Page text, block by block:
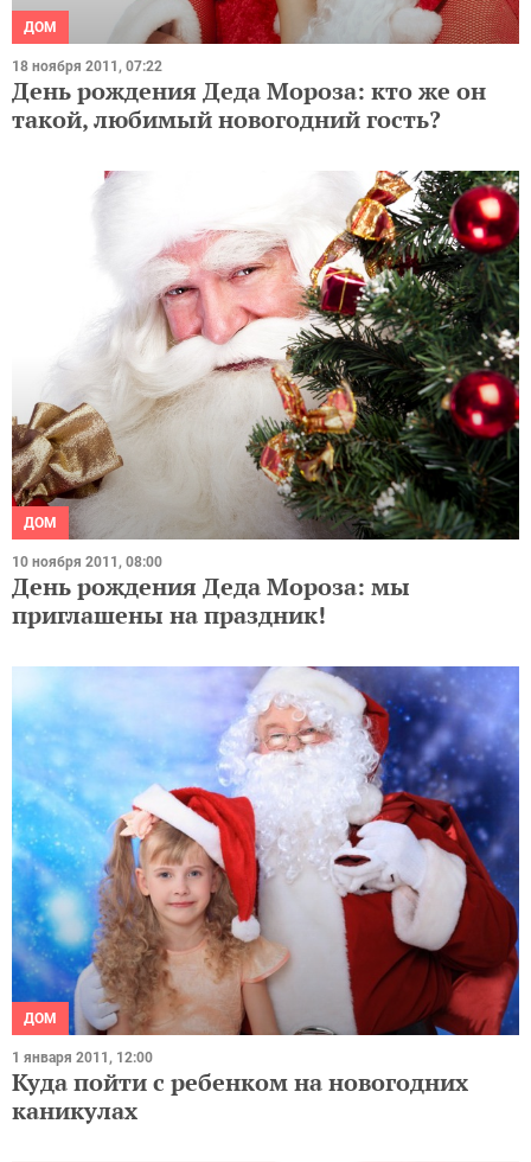
ДОМ
18 ноября 2011, 07:22
День рождения Деда Мороза: кто же он
такой, любимый новогодний гость?
ДОМ
10 ноября 2011, 08:00
День рождения Деда Мороза: мы
приглашены на праздник!
ДОМ
1 января 2011, 12:00
Куда пойти с ребенком на новогодних
каникулах